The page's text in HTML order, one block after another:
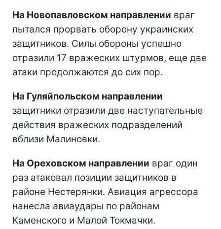
На Новопавловском направлении враг
пытался прорвать оборону украинских
защитников. Силы обороны успешно
отразили 17 вражеских штурмов, еще две
атаки продолжаются до сих пор.
На Гуляйпольском направлении
защитники отразили две наступательные
действия вражеских подразделений
вблизи Малиновки.
На Ореховском направлении враг один
раз атаковал позиции защитников в
районе Нестерянки. Авиация агрессора
нанесла авиаудары по районам
Каменского и Малой Токмачки.